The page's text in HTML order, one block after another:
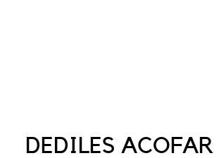
DEDILES ACOFAR